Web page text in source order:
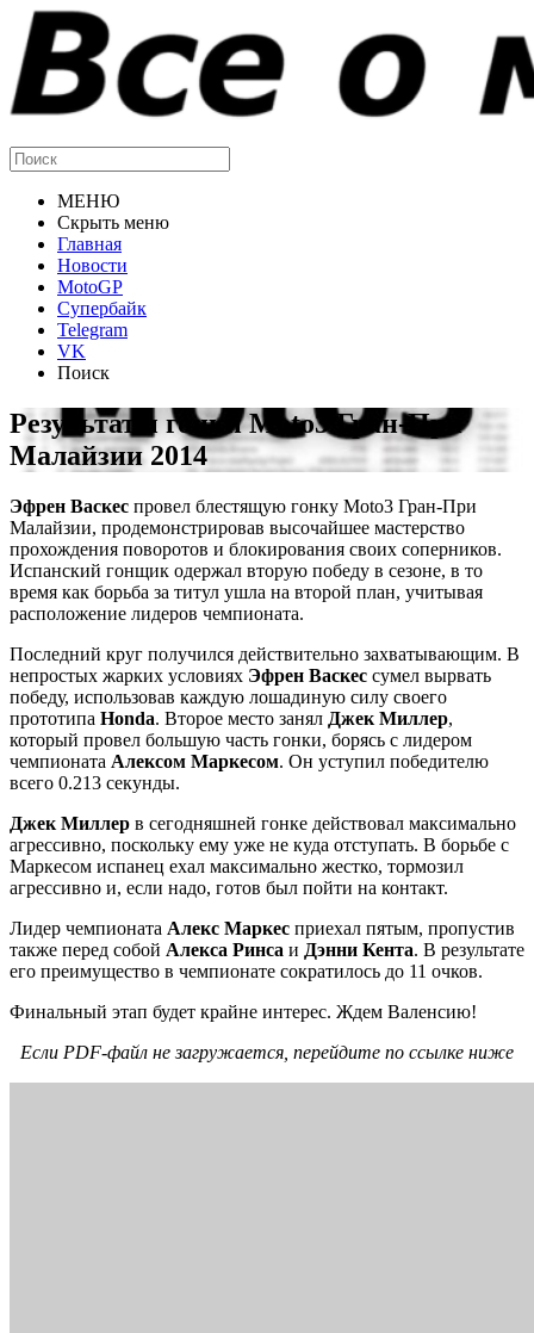
МЕНЮ
Скрыть меню
Главная
Новости
MotoGP
Супербайк
Telegram
VK
Поиск
Результаты гонки Moto3 Гран-При
Малайзии 2014
Эфрен Васкес провел блестящую гонку Moto3 Гран-При
Малайзии, продемонстрировав высочайшее мастерство
прохождения поворотов и блокирования своих соперников.
Испанский гонщик одержал вторую победу в сезоне, в то
время как борьба за титул ушла на второй план, учитывая
расположение лидеров чемпионата.
Последний круг получился действительно захватывающим. В
непростых жарких условиях Эфрен Васкес сумел вырвать
победу, использовав каждую лошадиную силу своего
прототипа Honda. Второе место занял Джек Миллер,
который провел большую часть гонки, борясь с лидером
чемпионата Алексом Маркесом. Он уступил победителю
всего 0.213 секунды.
Джек Миллер в сегодняшней гонке действовал максимально
агрессивно, поскольку ему уже не куда отступать. В борьбе с
Маркесом испанец ехал максимально жестко, тормозил
агрессивно и, если надо, готов был пойти на контакт.
Лидер чемпионата Алекс Маркес приехал пятым, пропустив
также перед собой Алекса Ринса и Дэнни Кента. В результате
его преимущество в чемпионате сократилось до 11 очков.
Финальный этап будет крайне интерес. Ждем Валенсию!
Если PDF-файл не загружается, перейдите по ссылке ниже